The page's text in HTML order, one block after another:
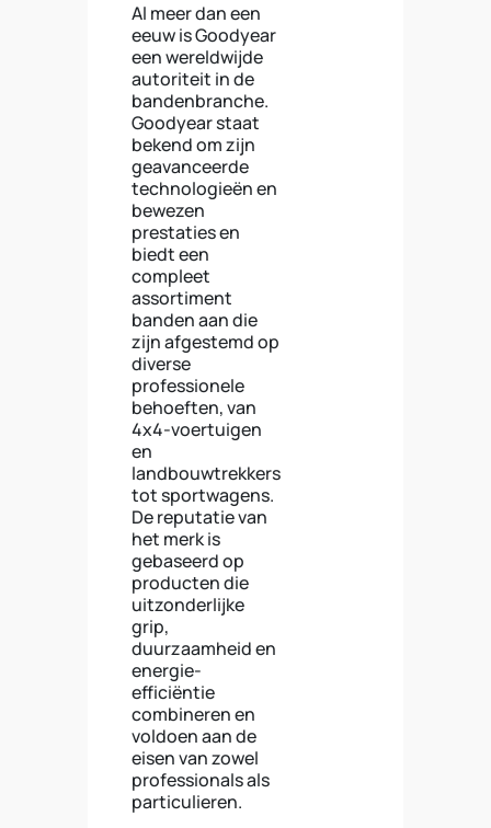
Al meer dan een
eeuw is Goodyear
een wereldwijde
autoriteit in de
bandenbranche.
Goodyear staat
bekend om zijn
geavanceerde
technologieën en
bewezen
prestaties en
biedt een
compleet
assortiment
banden aan die
zijn afgestemd op
diverse
professionele
behoeften, van
4x4-voertuigen
en
landbouwtrekkers
tot sportwagens.
De reputatie van
het merk is
gebaseerd op
producten die
uitzonderlijke
grip,
duurzaamheid en
energie-
efficiëntie
combineren en
voldoen aan de
eisen van zowel
professionals als
particulieren.